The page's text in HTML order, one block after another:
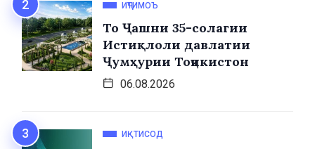
ИҶТИМОЪ
То Ҷашни 35-солагии
Истиқлоли давлатии
Ҷумҳурии Тоҷикистон
06.08.2026
ИҚТИСОД